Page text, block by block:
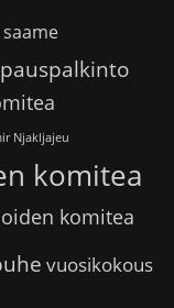
saame
Njakljajeu
komitea
komitea
vuosikokous